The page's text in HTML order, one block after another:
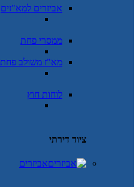
אביזרים למא"זים
ממסרי פחת
מא"ז משולב פחת
לוחות חוץ
ציוד דירתי
אביזרים